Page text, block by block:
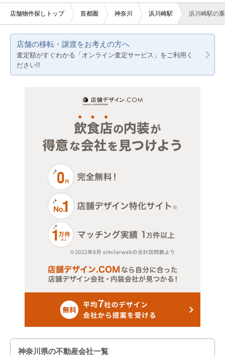
20坪以下
賃料20万円以下
美容室・理容室
医療・歯科・クリニック
物販・小売
ジム・教室・スタジオ
その他サービス・その他
東京都下
千葉
埼玉
東京23区
神奈川
千葉
店舗物件探しトップ 首都圏 神奈川 浜川崎駅 浜川崎駅の
店舗の移転・譲渡をお考えの方へ
査定額がすぐわかる「オンライン査定サービス」をご利用く
ださい!!
神奈川県の不動産会社一覧